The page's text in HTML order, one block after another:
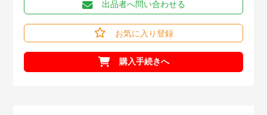
出品者へ問い合わせる
お気に入り登録
購入手続きへ